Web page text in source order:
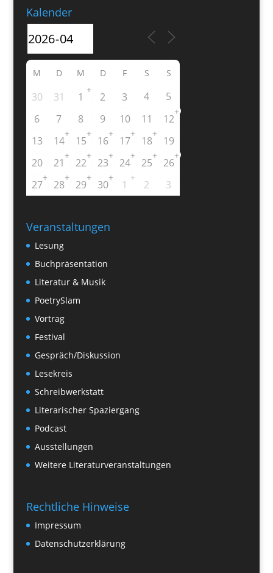
Kalender
M D M D F S S
30 31 1
+
2 3 4
5
6
7 8 9 10 11 12
+
13 14
+
15
+
16
+
17
+
18
+
19
20
21
+
22
+
23
+
24
+
25
+
26
+
27
+
28
+
29
+
30
+
1
+
2 3
Veranstaltungen
Lesung
Buchpräsentation
Literatur & Musik
PoetrySlam
Vortrag
Festival
Gespräch/Diskussion
Lesekreis
Schreibwerkstatt
Literarischer Spaziergang
Podcast
Ausstellungen
Weitere Literaturveranstaltungen
Rechtliche Hinweise
Impressum
Datenschutzerklärung